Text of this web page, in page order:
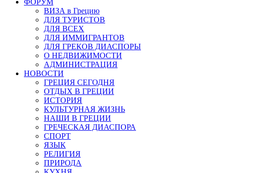
ФОРУМ
ВИЗА в Грецию
ДЛЯ ТУРИСТОВ
ДЛЯ ВСЕХ
ДЛЯ ИММИГРАНТОВ
ДЛЯ ГРЕКОВ ДИАСПОРЫ
О НЕДВИЖИМОСТИ
АДМИНИСТРАЦИЯ
НОВОСТИ
ГРЕЦИЯ СЕГОДНЯ
ОТДЫХ В ГРЕЦИИ
ИСТОРИЯ
КУЛЬТУРНАЯ ЖИЗНЬ
НАШИ В ГРЕЦИИ
ГРЕЧЕСКАЯ ДИАСПОРА
СПОРТ
ЯЗЫК
РЕЛИГИЯ
ПРИРОДА